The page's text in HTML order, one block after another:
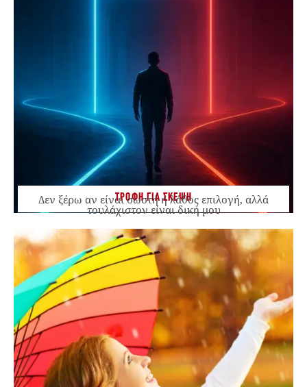
ΤΡΟΦΗ ΓΙΑ ΣΚΕΨΗ
Δεν ξέρω αν είναι σωστή ή λάθος επιλογή, αλλά
τουλάχιστον είναι δική μου